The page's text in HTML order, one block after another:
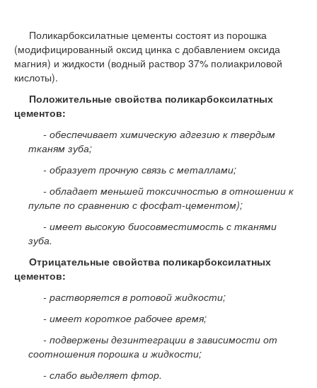
Поликарбоксилатные цементы состоят из порошка
(модифицированный оксид цинка с добавлением оксида
магния) и жидкости (водный раствор 37% полиакриловой
кислоты).
Положительные свойства поликарбоксилатных
цементов:
- обеспечивает химическую адгезию к твердым
тканям зуба;
- образует прочную связь с металлами;
- обладает меньшей токсичностью в отношении к
пульпе по сравнению с фосфат-цементом);
- имеет высокую биосовместимость с тканями
зуба.
Отрицательные свойства поликарбоксилатных
цементов:
- растворяется в ротовой жидкости;
- имеет короткое рабочее время;
- подвержены дезинтеграции в зависимости от
соотношения порошка и жидкости;
- слабо выделяет фтор.